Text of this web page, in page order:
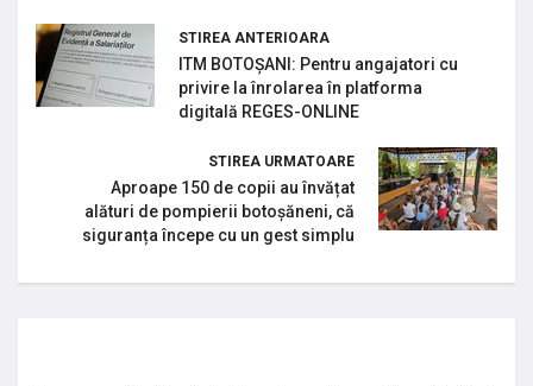
STIREA ANTERIOARA
ITM BOTOȘANI: Pentru angajatori cu
privire la înrolarea în platforma
digitală REGES-ONLINE
STIREA URMATOARE
Aproape 150 de copii au învățat
alături de pompierii botoșăneni, că
siguranța începe cu un gest simplu